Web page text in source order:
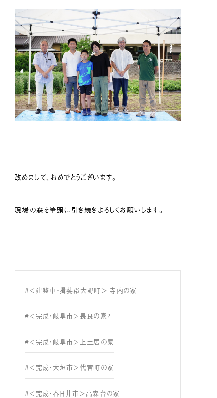
改めまして、おめでとうございます。
現場の森を筆頭に引き続きよろしくお願いします。
#＜建築中・揖斐郡大野町＞ 寺内の家
#＜完成・岐阜市＞長良の家2
#＜完成・岐阜市＞上土居の家
#＜完成・大垣市＞代官町の家
#＜完成・春日井市＞高森台の家